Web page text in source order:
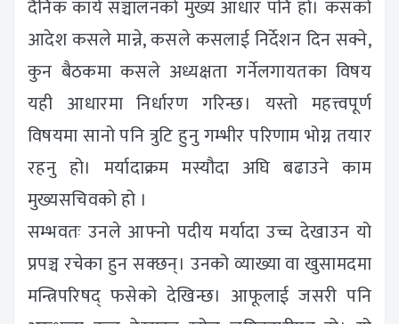
दैनिक कार्य सञ्चालनको मुख्य आधार पनि हो। कसको
आदेश कसले मान्ने, कसले कसलाई निर्देशन दिन सक्ने,
कुन बैठकमा कसले अध्यक्षता गर्नेलगायतका विषय
यही आधारमा निर्धारण गरिन्छ। यस्तो महत्त्वपूर्ण
विषयमा सानो पनि त्रुटि हुनु गम्भीर परिणाम भोग्न तयार
रहनु हो। मर्यादाक्रम मस्यौदा अघि बढाउने काम
मुख्यसचिवको हो ।
सम्भवतः उनले आफ्नो पदीय मर्यादा उच्च देखाउन यो
प्रपञ्च रचेका हुन सक्छन्। उनको व्याख्या वा खुसामदमा
मन्त्रिपरिषद् फसेको देखिन्छ। आफूलाई जसरी पनि